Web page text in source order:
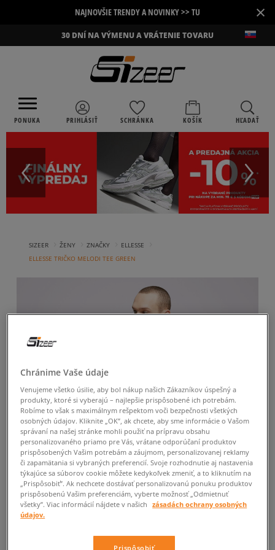
NAJNOVŠIE TRENDY A NOVINKY >> TU ×
30 DNÍ NA VÝMENU A VRÁTENIE TOVARU
PONUKA PRIHLÁSIŤ SCHRÁNKA KOŠÍK HĽADAŤ
SIZEER ŽENY ZNAČKY ELLESSE
ELLESSE TRIČKO MELODI TEE GREEN
Chránime Vaše údaje
Venujeme všetko úsilie, aby bol nákup našich Zákazníkov úspešný a
produkty, ktoré si vyberajú – najlepšie prispôsobené ich potrebám.
Robíme to však s maximálnym rešpektom voči bezpečnosti všetkých
osobných údajov. Kliknite „OK”, ak chcete, aby sme informácie o Vašom
správaní na našej stránke mohli použiť na prípravu obsahu
personalizovaného priamo pre Vás, vrátane odporúčaní produktov
prispôsobených Vašim potrebám a záujmom, personalizovanej reklamy
či zapamätania si vybraných preferencií. Svoje rozhodnutie aj nastavenia
týkajúce sa súborov cookie môžete kedykoľvek zmeniť, a to kliknutím na
„Prispôsobiť”. Ak nechcete dostávať personalizovanú ponuku produktov
prispôsobenú Vašim preferenciám, vyberte možnosť „Odmietnuť
všetky”. Viac informácií nájdete v našich
zásadách ochrany osobných
údajov.
Prispôsobiť